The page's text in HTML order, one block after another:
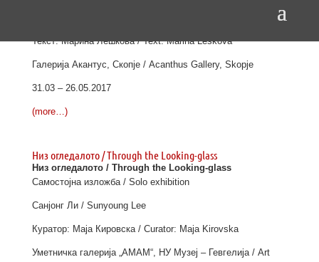
Текст: Марина Лешкова / Text: Marina Leskova
Галерија Акантус, Скопје / Acanthus Gallery, Skopje
31.03 – 26.05.2017
(more…)
Низ огледалото / Through the Looking-glass
Низ огледалото / Through the Looking-glass
Самостојна изложба / Solo exhibition
Санјонг Ли / Sunyoung Lee
Куратор: Маја Кировска / Curator: Maja Kirovska
Уметничка галерија „АМАМ“, НУ Музеј – Гевгелија / Art